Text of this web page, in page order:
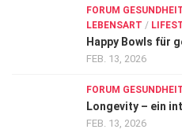
FORUM
LEBENSART /
Happy Bowls für
FEB. 13, 2026
FORUM
Longevity – ein
FEB. 13, 2026